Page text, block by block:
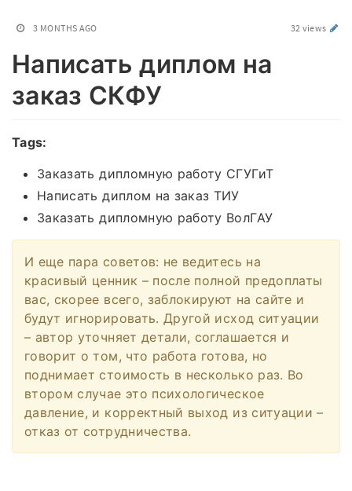
3 MONTHS AGO 32 views
Написать диплом на
заказ СКФУ
Tags:
Заказать дипломную работу СГУГиТ
Написать диплом на заказ ТИУ
Заказать дипломную работу ВолГАУ
И еще пара советов: не ведитесь на
красивый ценник – после полной предоплаты
вас, скорее всего, заблокируют на сайте и
будут игнорировать. Другой исход ситуации
– автор уточняет детали, соглашается и
говорит о том, что работа готова, но
поднимает стоимость в несколько раз. Во
втором случае это психологическое
давление, и корректный выход из ситуации –
отказ от сотрудничества.